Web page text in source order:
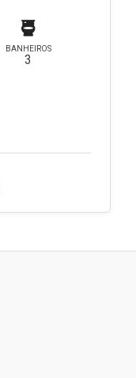
BANHEIROS
3